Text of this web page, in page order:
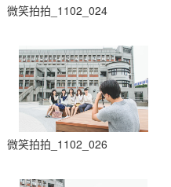
微笑拍拍_1102_024
微笑拍拍_1102_026